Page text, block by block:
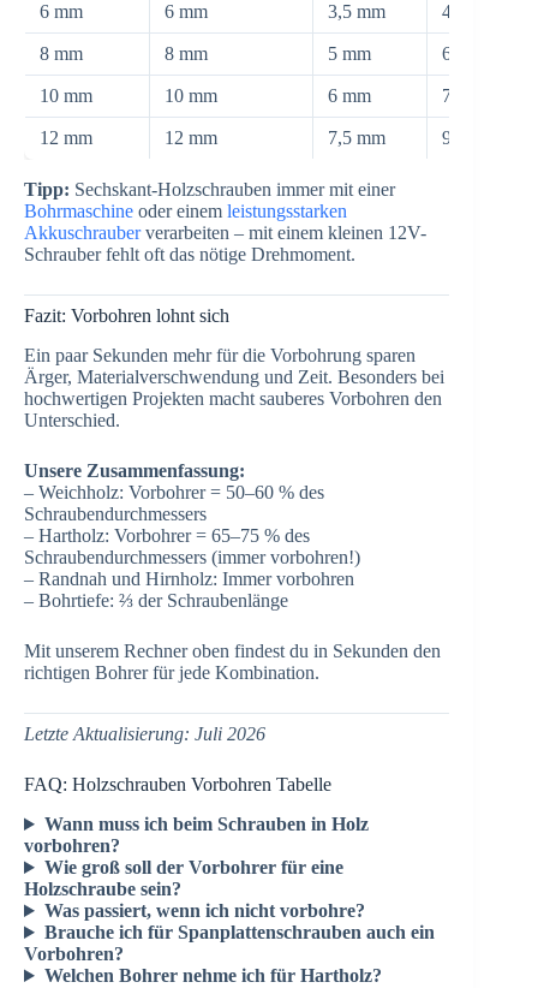
6 mm 6 mm 3,5 mm 4,5 mm
8 mm 8 mm 5 mm 6 mm
10 mm 10 mm 6 mm 7 mm
12 mm 12 mm 7,5 mm 9 mm
Tipp: Sechskant-Holzschrauben immer mit einer
Bohrmaschine oder einem leistungsstarken
Akkuschrauberverarbeiten – mit einem kleinen 12V-
Schrauber fehlt oft das nötige Drehmoment.
Fazit: Vorbohren lohnt sich
Ein paar Sekunden mehr für die Vorbohrung sparen
Ärger, Materialverschwendung und Zeit. Besonders bei
hochwertigen Projekten macht sauberes Vorbohren den
Unterschied.
Unsere Zusammenfassung:
– Weichholz: Vorbohrer = 50–60 % des
Schraubendurchmessers
– Hartholz: Vorbohrer = 65–75 % des
Schraubendurchmessers (immer vorbohren!)
– Randnah und Hirnholz: Immer vorbohren
– Bohrtiefe: ⅔ der Schraubenlänge
Mit unserem Rechner oben findest du in Sekunden den
richtigen Bohrer für jede Kombination.
Letzte Aktualisierung: Juli 2026
FAQ: Holzschrauben Vorbohren Tabelle
Wann muss ich beim Schrauben in Holz
vorbohren?
Wie groß soll der Vorbohrer für eine
Holzschraube sein?
Was passiert, wenn ich nicht vorbohre?
Brauche ich für Spanplattenschrauben auch ein
Vorbohren?
Welchen Bohrer nehme ich für Hartholz?